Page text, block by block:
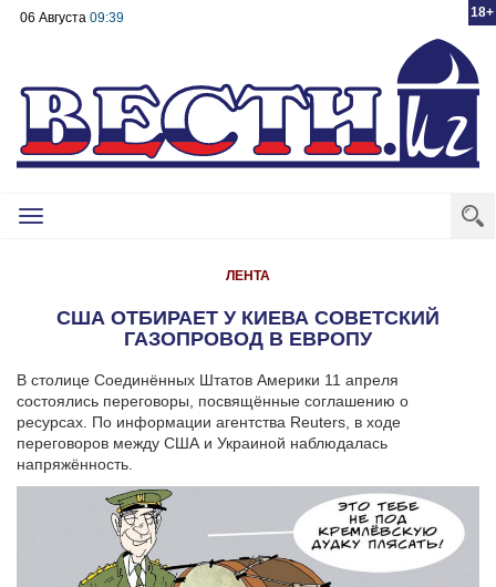
18+
06 Августа 09:39
Toggle
ЛЕНТА
США ОТБИРАЕТ У КИЕВА СОВЕТСКИЙ
ГАЗОПРОВОД В ЕВРОПУ
В столице Соединённых Штатов Америки 11 апреля
состоялись переговоры, посвящённые соглашению о
ресурсах. По информации агентства Reuters, в ходе
переговоров между США и Украиной наблюдалась
напряжённость.